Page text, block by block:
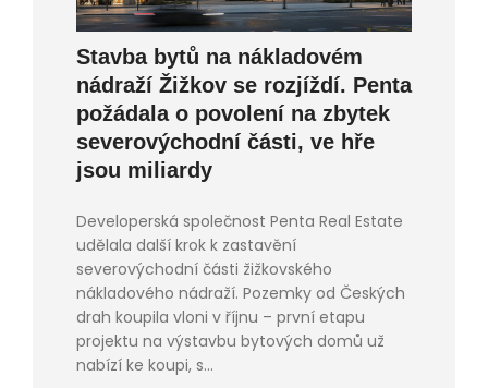
Stavba bytů na nákladovém
nádraží Žižkov se rozjíždí. Penta
požádala o povolení na zbytek
severovýchodní části, ve hře
jsou miliardy
Developerská společnost Penta Real Estate
udělala další krok k zastavění
severovýchodní části žižkovského
nákladového nádraží. Pozemky od Českých
drah koupila vloni v říjnu – první etapu
projektu na výstavbu bytových domů už
nabízí ke koupi, s...